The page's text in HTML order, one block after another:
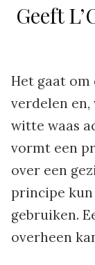
Geeft
Het gaat
verdelen en,
witte waas
vormt een
over een
principe kun
gebruiken.
overheen